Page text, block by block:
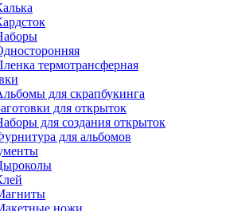
термотрансферная
для скрапбукинга
для открыток
для создания открыток
для альбомов
ножи